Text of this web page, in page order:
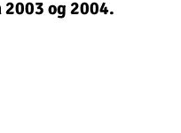
og 2004.